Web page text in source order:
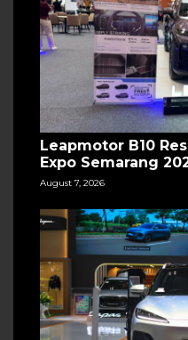
Leapmotor B10
Expo Semarang
August 7, 2026